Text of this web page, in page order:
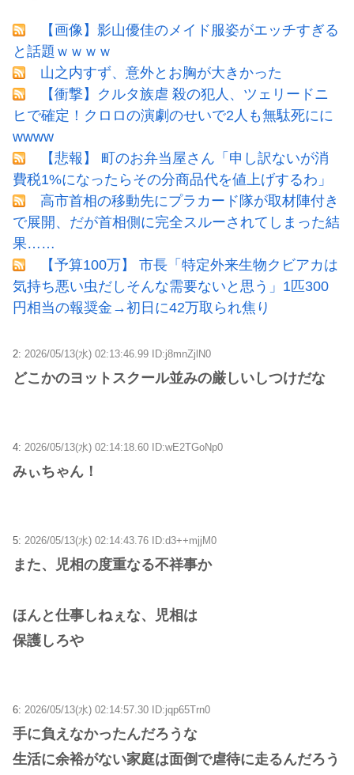
【画像】影山優佳のメイド服姿がエッチすぎる
と話題ｗｗｗｗ
山之内すず、意外とお胸が大きかった
【衝撃】クルタ族虐 殺の犯人、ツェリードニ
ヒで確定！クロロの演劇のせいで2人も無駄死にに
wwww
【悲報】 町のお弁当屋さん「申し訳ないが消
費税1%になったらその分商品代を値上げするわ」
高市首相の移動先にプラカード隊が取材陣付き
で展開、だが首相側に完全スルーされてしまった結
果……
【予算100万】 市長「特定外来生物クビアカは
気持ち悪い虫だしそんな需要ないと思う」1匹300
円相当の報奨金→初日に42万取られ焦り
2: 2026/05/13(水) 02:13:46.99 ID:j8mnZjlN0
どこかのヨットスクール並みの厳しいしつけだな
4: 2026/05/13(水) 02:14:18.60 ID:wE2TGoNp0
みぃちゃん！
5: 2026/05/13(水) 02:14:43.76 ID:d3++mjjM0
また、児相の度重なる不祥事か
ほんと仕事しねぇな、児相は
保護しろや
6: 2026/05/13(水) 02:14:57.30 ID:jqp65Trn0
手に負えなかったんだろうな
生活に余裕がない家庭は面倒で虐待に走るんだろう